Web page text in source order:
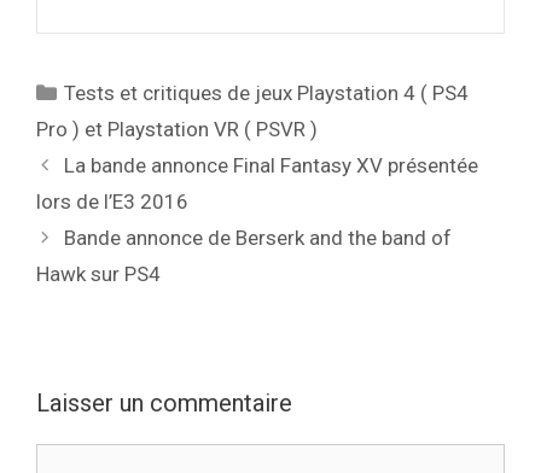
Catégories
Tests et critiques de jeux Playstation 4 ( PS4
Pro ) et Playstation VR ( PSVR )
La bande annonce Final Fantasy XV présentée
lors de l’E3 2016
Bande annonce de Berserk and the band of
Hawk sur PS4
Laisser un commentaire